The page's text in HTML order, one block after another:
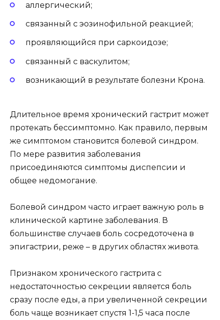
аллергический;
связанный с эозинофильной реакцией;
проявляющийся при саркоидозе;
связанный с васкулитом;
возникающий в результате болезни Крона.
Длительное время хронический гастрит может
протекать бессимптомно. Как правило, первым
же симптомом становится болевой синдром.
По мере развития заболевания
присоединяются симптомы диспепсии и
общее недомогание.
Болевой синдром часто играет важную роль в
клинической картине заболевания. В
большинстве случаев боль сосредоточена в
эпигастрии, реже – в других областях живота.
Признаком хронического гастрита с
недостаточностью секреции является боль
сразу после еды, а при увеличенной секреции
боль чаще возникает спустя 1-1,5 часа после